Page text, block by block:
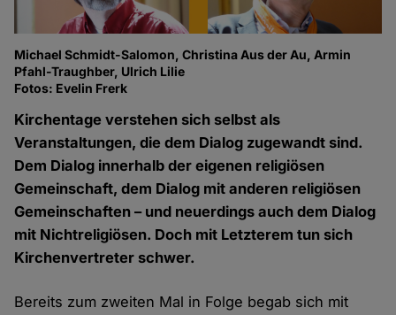
Michael Schmidt-Salomon, Christina Aus der Au, Armin
Pfahl-Traughber, Ulrich Lilie
Fotos: Evelin Frerk
Kirchentage verstehen sich selbst als
Veranstaltungen, die dem Dialog zugewandt sind.
Dem Dialog innerhalb der eigenen religiösen
Gemeinschaft, dem Dialog mit anderen religiösen
Gemeinschaften – und neuerdings auch dem Dialog
mit Nichtreligiösen. Doch mit Letzterem tun sich
Kirchenvertreter schwer.
Bereits zum zweiten Mal in Folge begab sich mit